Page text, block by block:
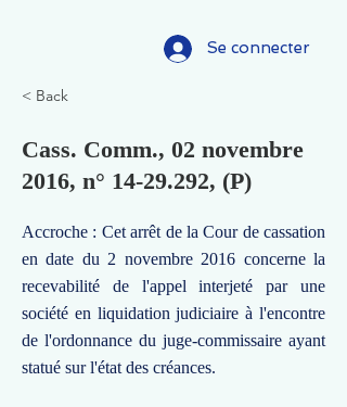
Se connecter
< Back
Cass. Comm., 02 novembre
2016, n° 14-29.292, (P)
Accroche : Cet arrêt de la Cour de cassation
en date du 2 novembre 2016 concerne la
recevabilité de l'appel interjeté par une
société en liquidation judiciaire à l'encontre
de l'ordonnance du juge-commissaire ayant
statué sur l'état des créances.